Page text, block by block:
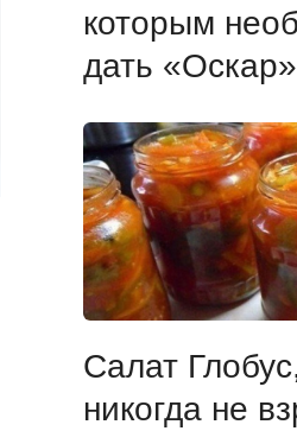
которым
дать «Оскар»
Салат
никогда не